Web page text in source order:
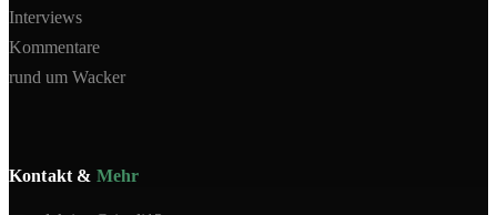
Interviews
Kommentare
rund um Wacker
Kontakt & Mehr